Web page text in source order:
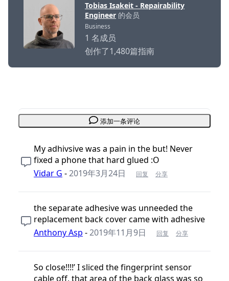
Tobias Isakeit - Repairability
Engineer 的会员
Business
1 名成员
创作了1,480篇指南
添加一条评论
My adhivsive was a pain in the but! Never
fixed a phone that hard glued :O
Vidar G -2019年3月24日 回复 分享
the separate adhesive was unneeded the
replacement back cover came with adhesive
Anthony Asp -2019年11月9日 回复 分享
So close!!!!’ I sliced the fingerprint sensor
cable off, that area of the back glass was so